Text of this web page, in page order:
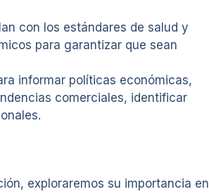
con los estándares de salud y
para garantizar que sean
informar políticas económicas,
comerciales, identificar
exploraremos su importancia en